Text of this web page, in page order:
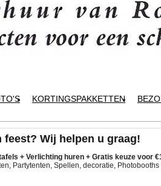
KORTINGSPAKKETTEN
feest? Wij helpen u graag!
+ Verlichting huren + Gratis keuze voor
Partytenten, Spellen, decoratie, Photobooths